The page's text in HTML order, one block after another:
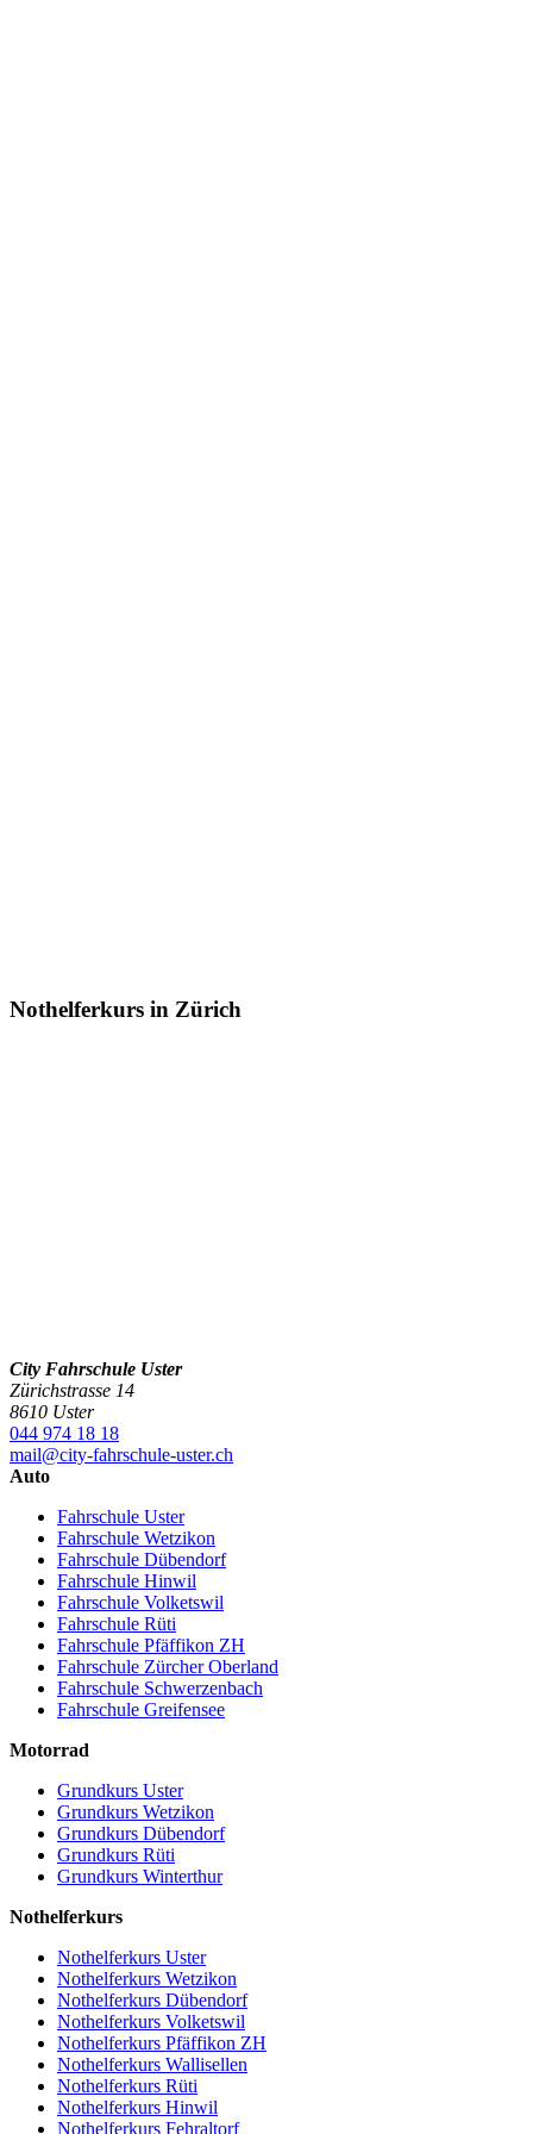
Nothelferkurs in Zürich
City Fahrschule Uster
Zürichstrasse 14
8610 Uster
044 974 18 18
mail@city-fahrschule-uster.ch
Auto
Fahrschule Uster
Fahrschule Wetzikon
Fahrschule Dübendorf
Fahrschule Hinwil
Fahrschule Volketswil
Fahrschule Rüti
Fahrschule Pfäffikon ZH
Fahrschule Zürcher Oberland
Fahrschule Schwerzenbach
Fahrschule Greifensee
Motorrad
Grundkurs Uster
Grundkurs Wetzikon
Grundkurs Dübendorf
Grundkurs Rüti
Grundkurs Winterthur
Nothelferkurs
Nothelferkurs Uster
Nothelferkurs Wetzikon
Nothelferkurs Dübendorf
Nothelferkurs Volketswil
Nothelferkurs Pfäffikon ZH
Nothelferkurs Wallisellen
Nothelferkurs Rüti
Nothelferkurs Hinwil
Nothelferkurs Fehraltorf